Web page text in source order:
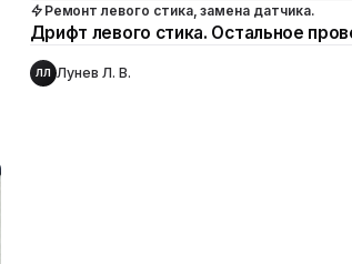
Ремонт левого стика, замена датчика.
Дрифт левого стика. Остальное
ЛЛ Лунев Л. В.